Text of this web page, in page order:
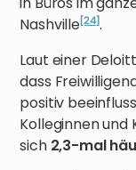
Nashville[24].
Laut einer
dass
positiv
Kolleginnen und
sich 2,3-mal